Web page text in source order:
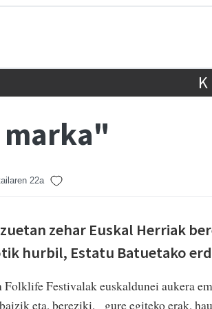
22a
zehar Euskal Herriak
hurbil, Estatu Batuetako
Folklife Festivalak euskaldunei aukera
eta, bereziki, gure egiteko erak,